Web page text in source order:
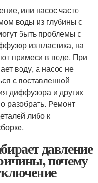
или насос часто
воды из глубины с
быть проблемы с
из пластика, на
примеси в воде. При
воду, а насос не
с поставленной
диффузора и других
разобрать. Ремонт
либо к
давление
почему